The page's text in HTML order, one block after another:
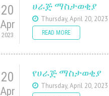
20
Apr
2023
ሀራጅ ማስታወቂያ
Thursday, April 20, 2023
READ MORE
20
Apr
የሀራጅ ማስታወቂያ
Thursday, April 20, 2023